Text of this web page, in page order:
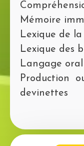
Mémoire
Lexique de
Lexique des
Langage oral
Production
devinettes